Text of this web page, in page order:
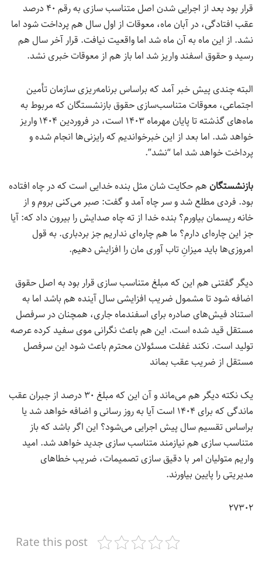
قرار بود بعد از اجرایی شدن اصل متناسب سازی به رقم ۴۰ درصد
عقب افتادگی، در آبان ماه، معوقات از اول سال هم پرداخت شود اما
نشد. از این ماه به آن ماه شد اما واقعیت نیافت. قرار آخر سال هم
رسید و حقوق اسفند واریز شد اما باز هم از معوقات خبری نشد.
البته چندی پیش خبر آمد که براساس برنامه‌ریزی سازمان تأمین
اجتماعی، معوقات متناسب‌سازی حقوق بازنشستگان که مربوط به
ماه‌های گذشته تا پایان مهرماه ۱۴۰۳ است، در فروردین ۱۴۰۴ واریز
خواهد شد. اما بعد از این خبرخواندیم که رایزنی‌ها انجام شده و
پرداخت خواهد شد اما “نشد”.
بازنشستگان هم حکایت شان مثل بنده خدایی است که در چاه افتاده
بود. فردی مطلع شد و سر چاه آمد و گفت: صبر می‌کنی بروم و از
خانه ریسمان بیاورم؟ بنده خدا از ته چاه صدایش را بیرون داد که: آیا
جز این چاره‌ای دارم؟ ما هم چاره‌ای نداریم جز بردباری. به قول
امروزی‌ها باید میزانِ تاب آوری مان را افزایش دهیم.
دیگر گفتنی هم این که مبلغ متناسب سازی قرار بود به اصل حقوق
اضافه شود تا مشمول ضریب افزایشی سال آینده هم باشد اما به
استناد فیش‌های صادره برای اسفندماه جاری، همچنان در سرفصل
مستقل قید شده است. این هم باعث نگرانی موی سفید کرده عرصه
تولید است. نکند غفلت مسئولان محترم باعث شود این سرفصل
مستقل از ضریب عقب بماند
یک نکته دیگر هم می‌ماند و آن این که مبلغ ۳۰ درصد از جبران عقب
ماندگی که برای ۱۴۰۴ است آیا به روز رسانی و اضافه خواهد شد یا
براساس تقسیم سال پیش اجرایی می‌شود؟ این اگر باشد که باز
متناسب سازی هم نیازمند متناسب سازی جدید خواهد شد. امید
واریم متولیان امر با دقیق سازی تصمیمات، ضریب خطاهای
مدیریتی را پایین بیاورند.
۲۷۳۰۲
Rate this post